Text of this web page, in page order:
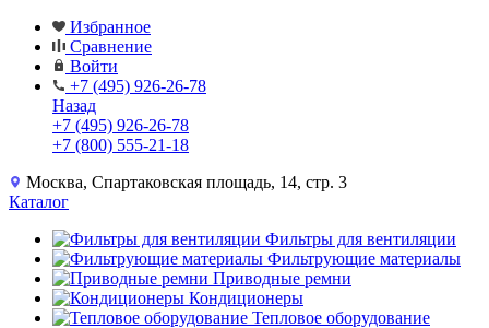
Избранное
Сравнение
Войти
+7 (495) 926-26-78
Назад
+7 (495) 926-26-78
+7 (800) 555-21-18
Москва, Спартаковская площадь, 14, стр. 3
Каталог
Фильтры для вентиляции
Фильтрующие материалы
Приводные ремни
Кондиционеры
Тепловое оборудование